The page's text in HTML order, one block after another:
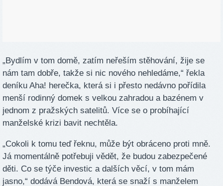
„Bydlím v tom domě, zatím neřeším stěhování, žije se
nám tam dobře, takže si nic nového nehledáme,“ řekla
deníku Aha! herečka, která si i přesto nedávno pořídila
menší rodinný domek s velkou zahradou a bazénem v
jednom z pražských satelitů. Více se o probíhající
manželské krizi bavit nechtěla.
„Cokoli k tomu teď řeknu, může být obráceno proti mně.
Já momentálně potřebuji vědět, že budou zabezpečené
děti. Co se týče investic a dalších věcí, v tom mám
jasno,“ dodává Bendová, která se snaží s manželem